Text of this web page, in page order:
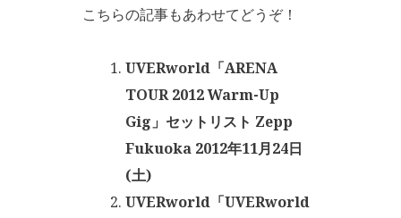
こちらの記事もあわせてどうぞ！
UVERworld「ARENA
TOUR 2012 Warm-Up
Gig」セットリスト Zepp
Fukuoka 2012年11月24日
(土)
UVERworld「UVERworld